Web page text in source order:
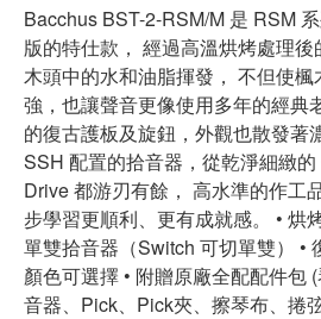
Bacchus BST-2-RSM/M 是 RSM
版的特仕款， 經過高溫烘烤處理
木頭中的水和油脂揮發， 不但使
強，也讓聲音更像使用多年的經典
的復古護板及旋鈕，外觀也散發著
SSH 配置的拾音器，從乾淨細緻
Drive 都游刃有餘， 高水準的作工
步學習更順利、更有成就感。 • 烘
單雙拾音器（Switch 可切單雙） •
顏色可選擇 • 附贈原廠全配配件包
音器、Pick、Pick夾、擦琴布、捲